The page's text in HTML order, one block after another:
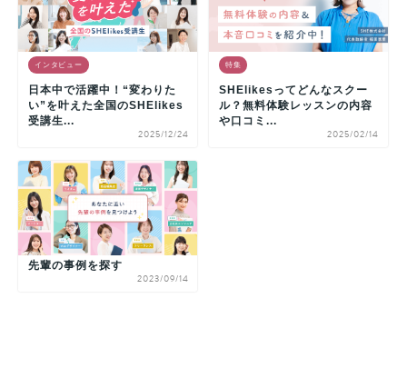
インタビュー
日本中で活躍中！“変わりた
い”を叶えた全国のSHElikes
受講生...
2025/12/24
特集
SHElikesってどんなスクー
ル？無料体験レッスンの内容
や口コミ...
2025/02/14
先輩の事例を探す
2023/09/14